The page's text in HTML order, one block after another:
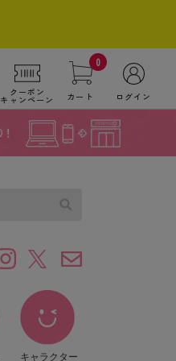
クーポン
キャンペーン
0
カート ログイン
キャラクター